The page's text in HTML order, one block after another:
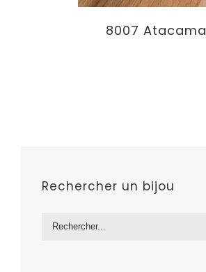
8007 Atacama
Rechercher un bijou
Rechercher: